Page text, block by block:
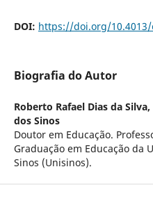
DOI: https://doi.org/10.4013/
Biografia do Autor
Roberto Rafael Dias da Silva,
dos Sinos
Doutor em Educação.
Graduação em Educação da
Sinos (Unisinos).